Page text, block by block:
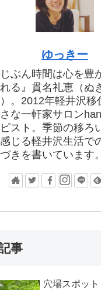
ゆっきー
じぶん時間は心を豊
る』貫名礼恵（ぬ
。2012年軽井沢移
な一軒家サロン
スト。季節の移ろ
じる軽井沢生活で
きを書いています。
事
穴場スポッ